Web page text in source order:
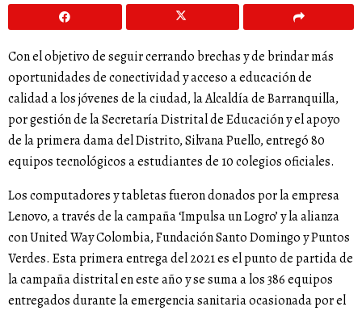
Con el objetivo de seguir cerrando brechas y de brindar más
oportunidades de conectividad y acceso a educación de
calidad a los jóvenes de la ciudad, la Alcaldía de Barranquilla,
por gestión de la Secretaría Distrital de Educación y el apoyo
de la primera dama del Distrito, Silvana Puello, entregó 80
equipos tecnológicos a estudiantes de 10 colegios oficiales.
Los computadores y tabletas fueron donados por la empresa
Lenovo, a través de la campaña ‘Impulsa un Logro’ y la alianza
con United Way Colombia, Fundación Santo Domingo y Puntos
Verdes. Esta primera entrega del 2021 es el punto de partida de
la campaña distrital en este año y se suma a los 386 equipos
entregados durante la emergencia sanitaria ocasionada por el